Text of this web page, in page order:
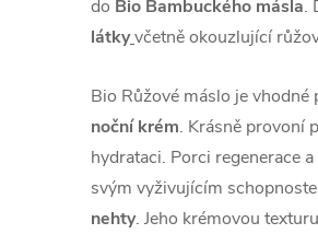
do Bio Bambuckého másla.
látkyvčetně okouzlující
Bio Růžové máslo je vhodné
noční krém. Krásně provoní
hydrataci. Porci regenerace
svým vyživujícím
nehty. Jeho krémovou